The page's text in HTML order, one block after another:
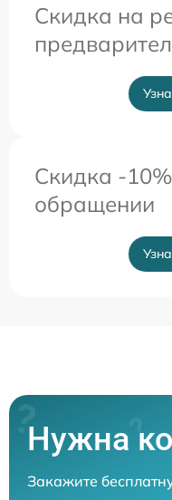
Скидка на
Скидка -
обращении
Нужна
Закажите